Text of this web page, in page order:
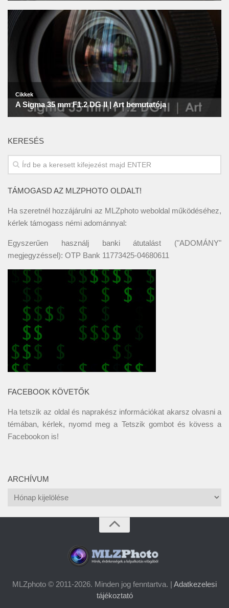
KERESÉS
TÁMOGASD AZ MLZPHOTO OLDALT!
Ha szeretnél hozzájárulni az MLZphoto weboldal működéséhez,
kérlek támogass némi adománnyal:
Egyszerűen használj banki átutalást ("ADOMÁNY"
megjegyzéssel): OTP Bank 11773425-04680611
FACEBOOK KÖVETŐK
Ha tetszik az oldal és naprakész információkat akarsz olvasni a
témában, kérlek, nyomd meg a Tetszik gombot és kövess a
Facebookon is!
ARCHÍVUM
Archívum
MLZphoto © 2011-2026. Minden jog fenntartva. | Adatkezelesi
tájékoztató